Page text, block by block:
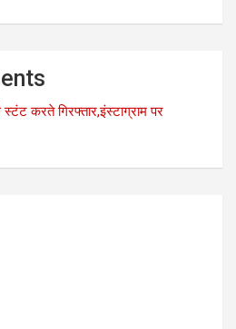
करते गिरफ्तार,इंस्टाग्राम पर